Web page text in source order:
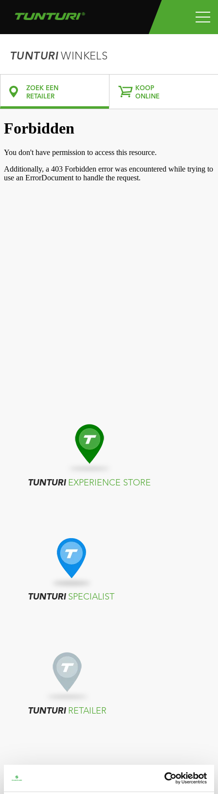
TUNTURIWINKELS
ZOEK EEN
RETAILER
KOOP
ONLINE
TUNTURI EXPERIENCE STORE
TUNTURISPECIALIST
TUNTURIRETAILER